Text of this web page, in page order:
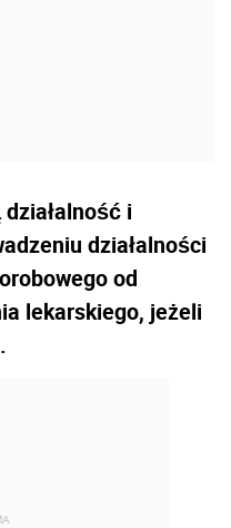
i
działalności
od
lekarskiego, jeżeli